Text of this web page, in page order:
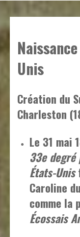
Unis
Création du
Charleston
Le 31 mai
33e
États-Unis
Caroline
comme la
Écossais